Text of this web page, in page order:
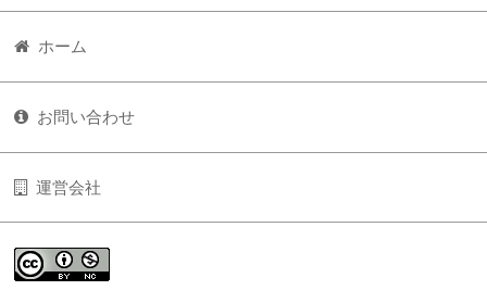
ホーム
お問い合わせ
運営会社